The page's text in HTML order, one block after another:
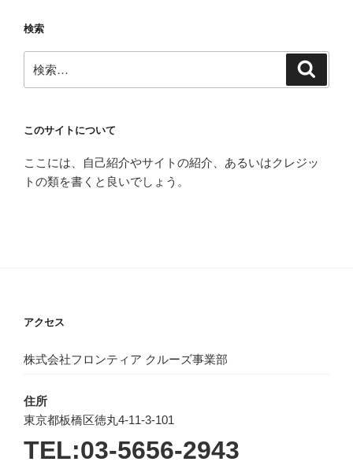
検索
索:
このサイトについて
ここには、自己紹介やサイトの紹介、あるいはクレジッ
トの類を書くと良いでしょう。
アクセス
株式会社フロンティア クルーズ事業部
住所
東京都板橋区徳丸4-11-3-101
TEL:03-5656-2943